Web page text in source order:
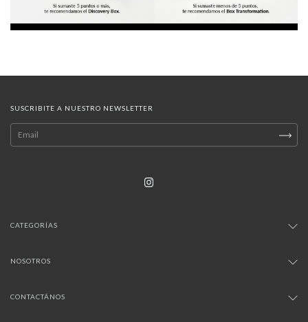
SUSCRIBITE A NUESTRO NEWSLETTER
CATEGORÍAS
NOSOTROS
CONTACTÁNOS